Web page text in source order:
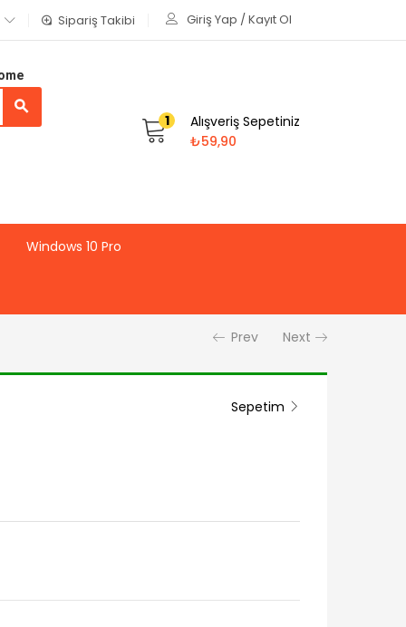
Sipariş Takibi Giriş Yap / Kayıt Ol
1
Alışveriş Sepetiniz
₺59,90
Windows 10 Pro
Prev Next
Sepetim